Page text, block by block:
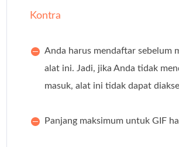
Kontra
Anda harus mendaftar sebelum
alat ini. Jadi, jika Anda tidak
masuk, alat ini tidak dapat
Panjang maksimum untuk GIF